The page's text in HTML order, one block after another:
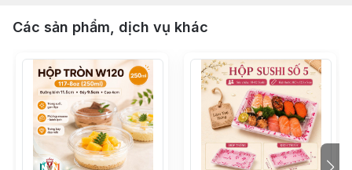
Các sản phẩm, dịch vụ khác